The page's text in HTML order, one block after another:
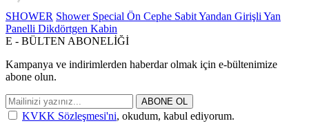
SHOWER Shower Special Ön Cephe Sabit Yandan Girişli Yan
Panelli Dikdörtgen Kabin
E - BÜLTEN ABONELİĞİ
Kampanya ve indirimlerden haberdar olmak için e-bültenimize
abone olun.
ABONE OL
KVKK Sözleşmesi'ni, okudum, kabul ediyorum.